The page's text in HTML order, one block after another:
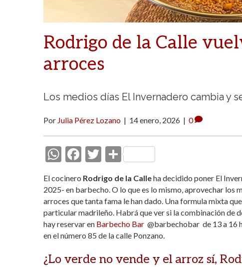
Rodrigo de la Calle
arroces
Los medios días El Invernadero cambia y
Por Julia Pérez Lozano | 14 enero, 2026 | 0
W
at
s
A
p
F
e
b
o
o
k
T
itt
er
C
m
p
ar
ti
El cocinero Rodrigo de la Calleha decidido poner El
2025- en barbecho. O lo que es lo mismo, aprovechar los
arroces que tanta fama le han dado. Una formula mixta
particular madrileño. Habrá que ver si la combinación de
hay reservar en Barbecho Bar @barbechobar de 13 a 16
en el número 85 de la calle Ponzano.
¿Lo verde no vende y el arroz sí,